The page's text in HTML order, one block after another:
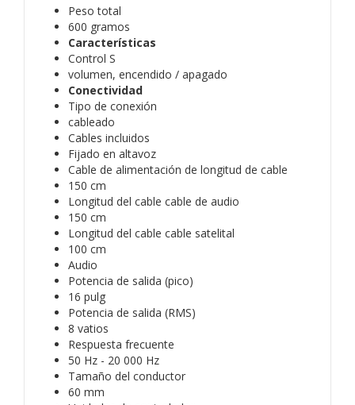
Peso total
600 gramos
Características
Control S
volumen, encendido / apagado
Conectividad
Tipo de conexión
cableado
Cables incluidos
Fijado en altavoz
Cable de alimentación de longitud de cable
150 cm
Longitud del cable cable de audio
150 cm
Longitud del cable cable satelital
100 cm
Audio
Potencia de salida (pico)
16 pulg
Potencia de salida (RMS)
8 vatios
Respuesta frecuente
50 Hz - 20 000 Hz
Tamaño del conductor
60 mm